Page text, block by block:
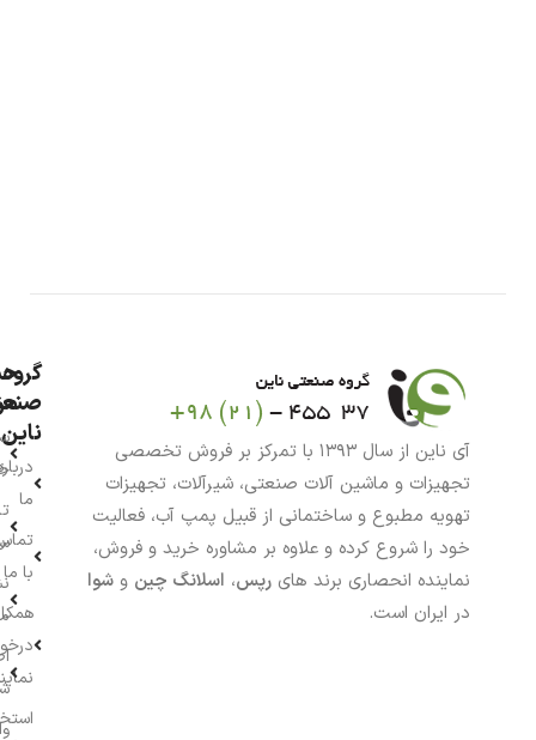
آی ناین از سال ۱۳۹۳ با تمرکز بر فروش تخصصی
تجهیزات و ماشین آلات صنعتی، شیرآلات، تجهیزات
تهویه مطبوع و ساختمانی از قبیل پمپ آب، فعالیت
خود را شروع کرده و علاوه بر مشاوره خرید و فروش،
نماینده انحصاری برند های رپس، اسلانگ چین و شوا
در ایران است.
گروه
ناین
ما
با ما